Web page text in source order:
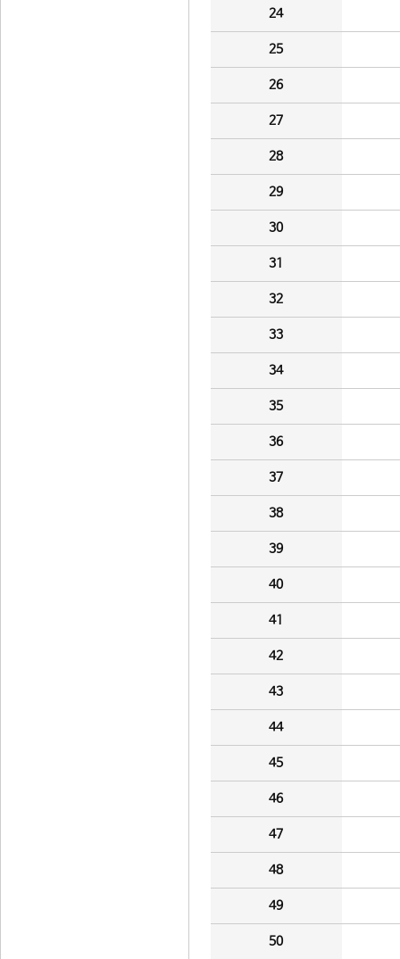
24
25
26
27
28
29
30
31
32
33
34
35
36
37
38
39
40
41
42
43
44
45
46
47
48
49
50